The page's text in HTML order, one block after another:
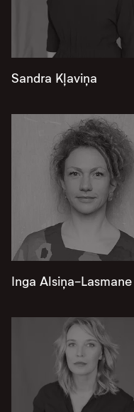
Sandra Kļaviņa
Inga Alsiņa-Lasmane